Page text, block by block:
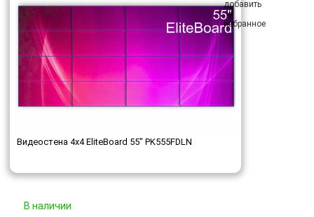
Видеостена 4x4 EliteBoard 55" PK555FDLN
В наличии